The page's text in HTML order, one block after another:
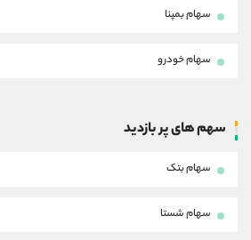
سهام بمپنا
سهام خودرو
سهم های پر بازدید
سهام بتک
سهام شستا